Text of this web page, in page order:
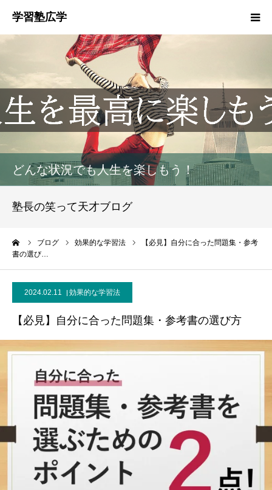
どんな状況でも人生を楽しもう！
塾長の笑って天才ブログ
ブログ 効果的な学習法
【必見】自分に合った問題集・参考
書の選び…
2024.02.11 効果的な学習法
【必見】自分に合った問題集・参考書の選び方
お知らせ
指導方針
HGM
お問い合わせ
ブログ